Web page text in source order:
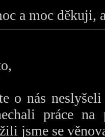
a moc děkuji,
o nás
práce
jsme se